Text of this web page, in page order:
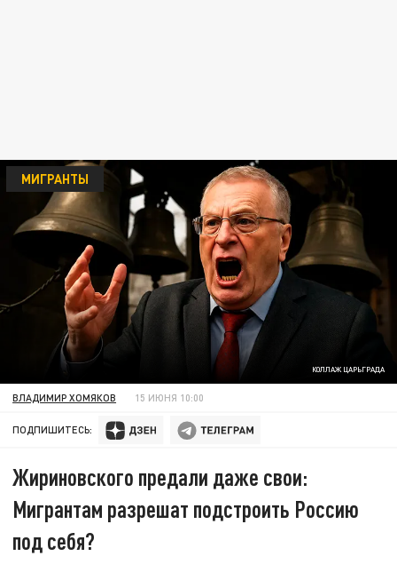
КОЛЛАЖ ЦАРЬГРАДА
МИГРАНТЫ
ВЛАДИМИР ХОМЯКОВ 15 ИЮНЯ 10:00
ПОДПИШИТЕСЬ:
Жириновского предали даже свои:
Мигрантам разрешат подстроить Россию
под себя?